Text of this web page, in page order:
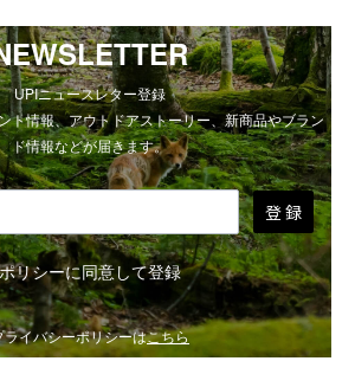
UPIニュースレター登録
ト情報、アウトドアストーリー、新商品やブラン
ド情報などが届きます。
登 録
リシーに同意して登録
ライバシーポリシーはこちら